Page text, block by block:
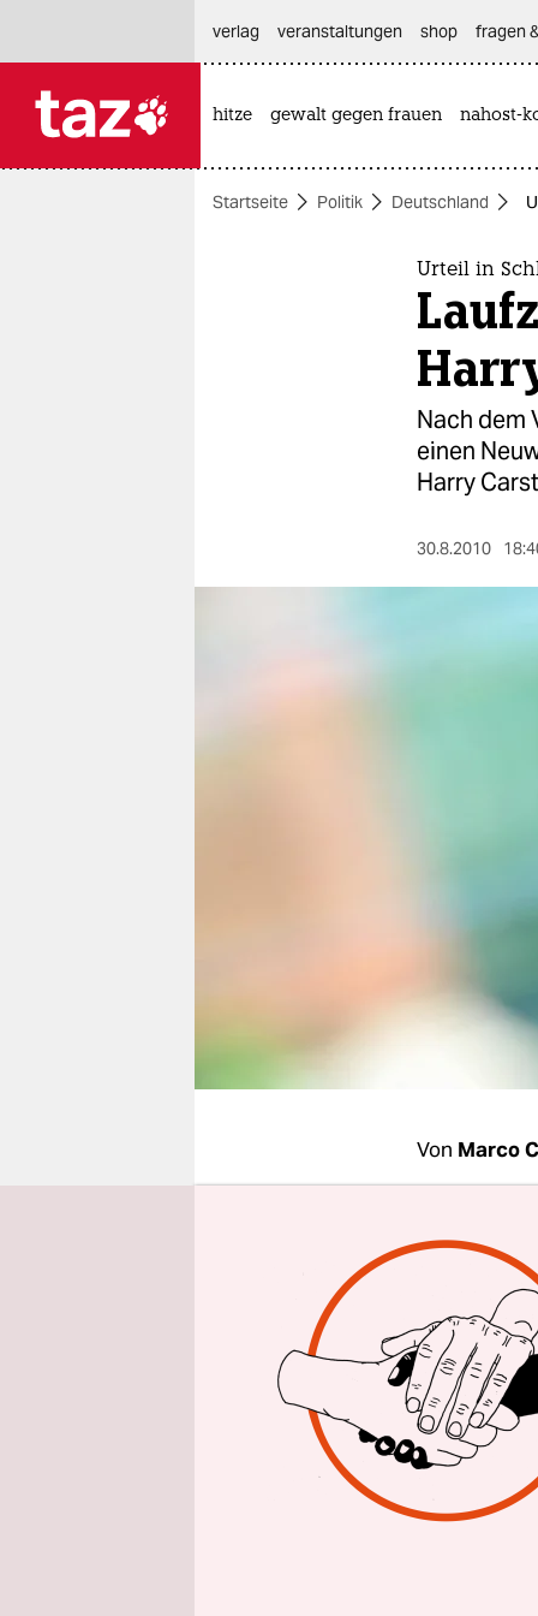
themen
nord
verlag
veranstaltungen shop fragen
hitze gewalt gegen frauen nahost-
Startseite Politik Deutschland
Urteil in
Nach dem
einen
Harry
30.8.2010
Von Marco
erklären
sie statt
"Die
auch die